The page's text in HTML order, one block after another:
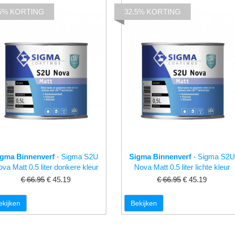
Binnenverf - Sigma S2U
Matt 0.5 liter donkere kleur
€ 66.95 € 45.19
KORTING
Sigma Binnenverf- Sigma S2U
Nova Matt 0.5 liter lichte kleur
€ 66.95 € 45.19
32.5% KORTING
Bekijken